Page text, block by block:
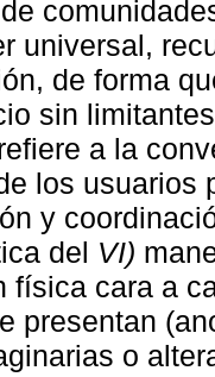
universal,
de forma
sin
a la
los usuarios
y
del VI)
física cara a
presentan
o